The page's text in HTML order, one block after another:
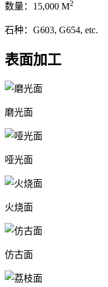
数量：15,000 M2
石种：G603, G654, etc.
表面加工
磨光面
哑光面
火烧面
仿古面